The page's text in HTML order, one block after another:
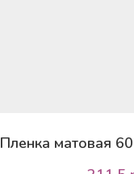
Пленка матовая